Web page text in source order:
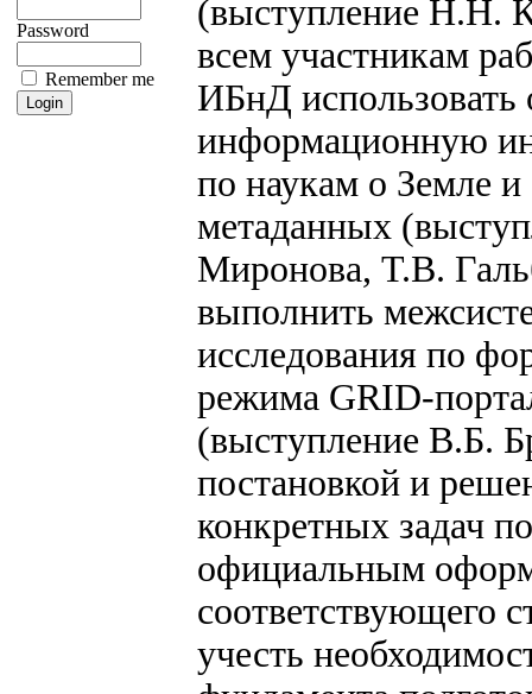
Password
Remember me
(выступление Н.Н.
всем участникам
ИБнД
информационную
по наукам о Земле
метаданных
Миронова, Т.В.
выполнить
исследования по
режима GRID-
(выступление В.Б.
постановкой и
конкретных задач
официальным
соответствующего
учесть